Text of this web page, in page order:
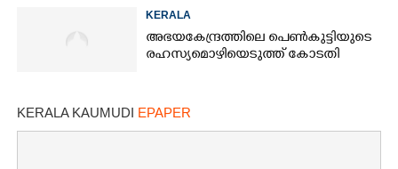
KERALA
അഭയകേന്ദ്രത്തിലെ പെൺകുട്ടിയുടെ
രഹസ്യമൊഴിയെടുത്ത് കോടതി
KERALA KAUMUDI EPAPER